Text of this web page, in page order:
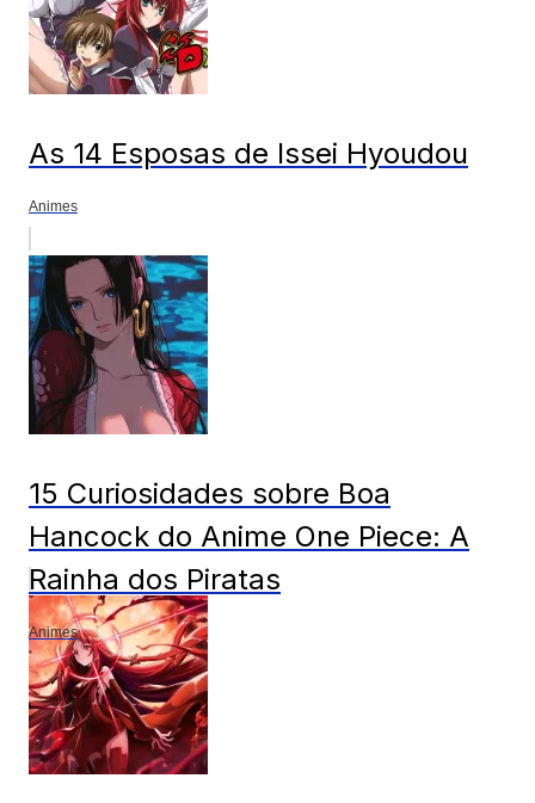
As 14 Esposas de Issei Hyoudou
Animes
15 Curiosidades sobre Boa
Hancock do Anime One Piece: A
Rainha dos Piratas
Animes